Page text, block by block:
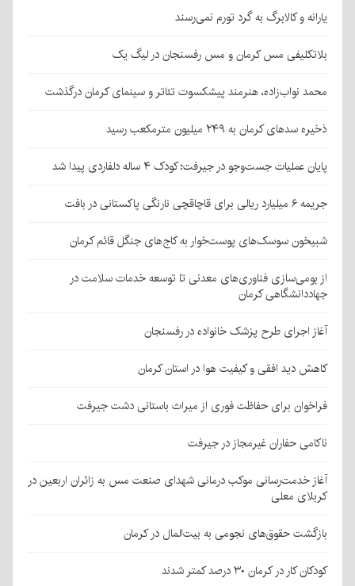
یارانه و کالابرگ به گرد تورم نمی‌رسند
بلاتکلیفی مس کرمان و مس رفسنجان در لیگ یک
محمد نواب‌زاده، هنرمند پیشکسوت تئاتر و سینمای کرمان درگذشت
ذخیره سدهای کرمان به ۲۴۹ میلیون مترمکعب رسید
پایان عملیات جست‌وجو در جیرفت؛ کودک ۴ ساله دلفاردی پیدا شد
جریمه ۶ میلیارد ریالی برای قاچاقچی نارنگی پاکستانی در بافت
شبیخون سوسک‌های پوست‌خوار به کاج‌های جنگل قائم کرمان
از بومی‌سازی فناوری‌های معدنی تا توسعه خدمات سلامت در
جهاددانشگاهی کرمان
آغاز اجرای طرح پزشک خانواده در رفسنجان
کاهش دید افقی و کیفیت هوا در استان کرمان
فراخوان برای حفاظت فوری از میراث باستانی دشت جیرفت
ناکامی حفاران غیرمجاز در جیرفت
آغاز خدمت‌رسانی موکب درمانی شهدای صنعت مس به زائران اربعین در
کربلای معلی
بازگشت حقوق‌های نجومی به بیت‌المال در کرمان
کودکان کار در کرمان ۳۰ درصد کمتر شدند